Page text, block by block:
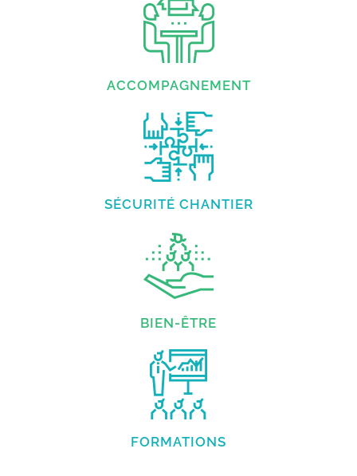
ACCOMPAGNEMENT
SÉCURITÉ CHANTIER
BIEN-ÊTRE
FORMATIONS